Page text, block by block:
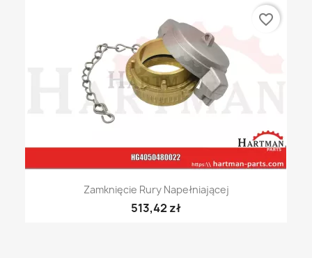
Zamknięcie Rury Napełniającej
513,42 zł
favorite_border